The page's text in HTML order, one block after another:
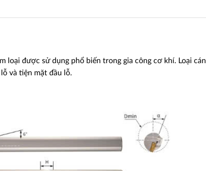
loại được sử dụng phổ biến trong gia công cơ khí. Loại cán
và tiện mặt đầu lỗ.